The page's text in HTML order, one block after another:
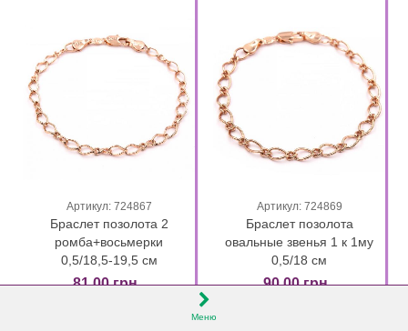
Артикул: 724867
Браслет позолота 2
ромба+восьмерки
0,5/18,5-19,5 см
81,00 грн.
Артикул: 724869
Браслет позолота
овальные звенья 1 к 1му
0,5/18 см
90,00 грн.
Меню